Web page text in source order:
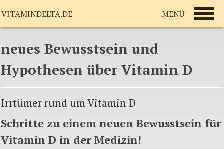
neues Bewusstsein und
Hypothesen über Vitamin D
Irrtümer rund um Vitamin D
Schritte zu einem neuen Bewusstsein für
Vitamin D in der Medizin!
VITAMINDELTA.DE MENÜ